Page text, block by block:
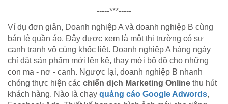
-----***-----
Ví dụ đơn giản, Doanh nghiệp A và doanh nghiệp B cùng
bán lẻ quần áo. Đây được xem là một thị trường có sự
cạnh tranh vô cùng khốc liệt. Doanh nghiệp A hàng ngày
chỉ đặt sản phẩm mới lên kệ, thay mới bộ đồ cho những
con ma - nơ - canh. Ngược lại, doanh nghiệp B nhanh
chóng thực hiện các chiến dịch Marketing Online thu hút
khách hàng. Nào là chạy quảng cáo Google Adwords,